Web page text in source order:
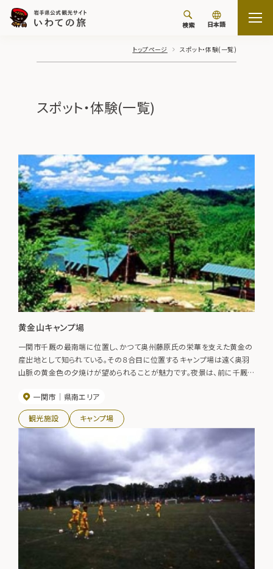
検索 日本語
トップページ スポット・体験(一覧)
スポット・体験(一覧)
黄金山キャンプ場
一関市千厩の最南端に位置し、かつて奥州藤原氏の栄華を支えた黄金の
産出地として知られている。その８合目に位置するキャンプ場は遠く奥羽
山脈の黄金色の夕焼けが望められることが魅力です。夜景は、前に千厩
えません。【利用期間】５月１日（ゴールデンウィークの頃）～１０月３１日
一関市 県南エリア
観光施設 キャンプ場